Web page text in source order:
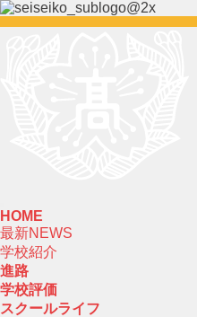
HOME
最新NEWS
学校紹介
進路
学校評価
スクールライフ